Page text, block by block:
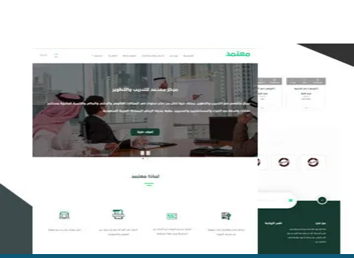
تصميم منصة معتمد للتدريب
التفاصيل